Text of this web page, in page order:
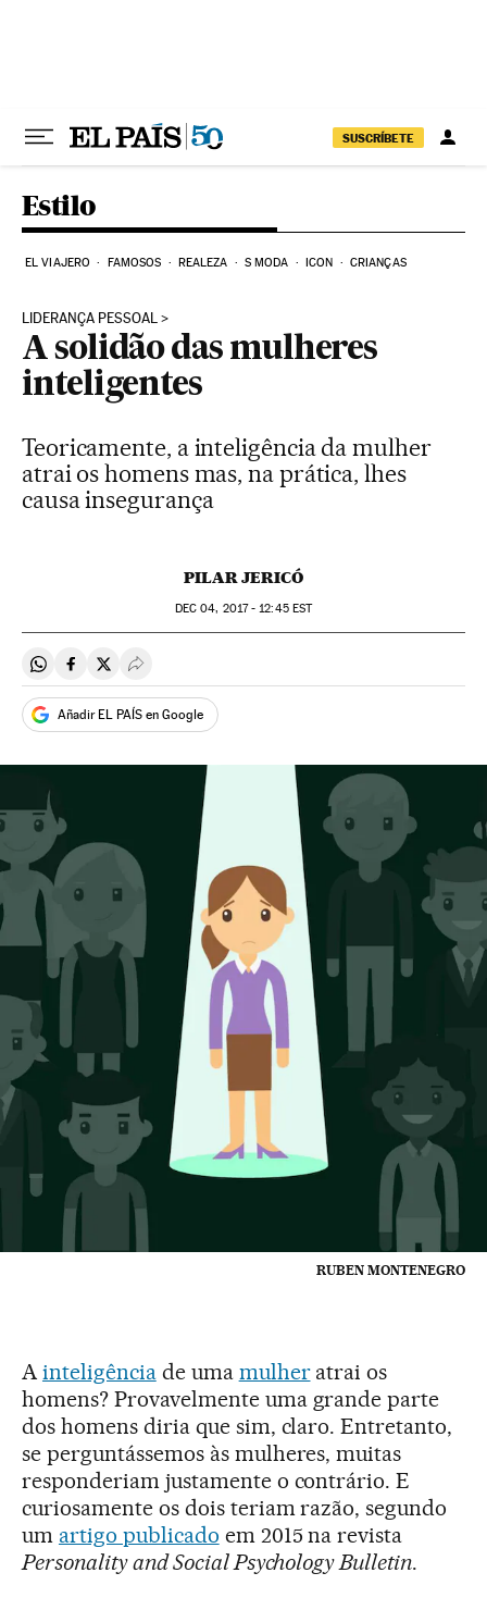
SUSCRÍBETE
Estilo
EL VIAJERO FAMOSOS REALEZA S MODA ICON CRIANÇAS
LIDERANÇA PESSOAL
A solidão das mulheres
inteligentes
Teoricamente, a inteligência da mulher
atrai os homens mas, na prática, lhes
causa insegurança
PILAR JERICÓ
DEC 04, 2017 - 12:45EST
Compartir en Whatsapp
Compartir en Facebook
Compartir en Twitter
Desplegar Redes Sociales
Añadir EL PAÍS en Google
RUBEN MONTENEGRO
Ainteligênciade uma mulheratrai os
homens? Provavelmente uma grande parte
dos homens diria que sim, claro. Entretanto,
se perguntássemos às mulheres, muitas
responderiam justamente o contrário. E
curiosamente os dois teriam razão, segundo
um artigo publicado em 2015 na revista
Personality and Social Psychology Bulletin.